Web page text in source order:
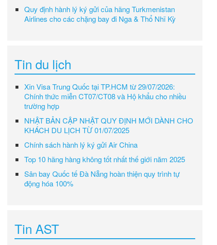
Quy định hành lý ký gửi của hãng Turkmenistan
Airlines cho các chặng bay đi Nga & Thổ Nhĩ Kỳ
Tin du lịch
Xin Visa Trung Quốc tại TP.HCM từ 29/07/2026:
Chính thức miễn CT07/CT08 và Hộ khẩu cho nhiều
trường hợp
NHẬT BẢN CẬP NHẬT QUY ĐỊNH MỚI DÀNH CHO
KHÁCH DU LỊCH TỪ 01/07/2025
Chính sách hành lý ký gửi Air China
Top 10 hãng hàng không tốt nhất thế giới năm 2025
Sân bay Quốc tế Đà Nẵng hoàn thiện quy trình tự
động hóa 100%
Tin AST